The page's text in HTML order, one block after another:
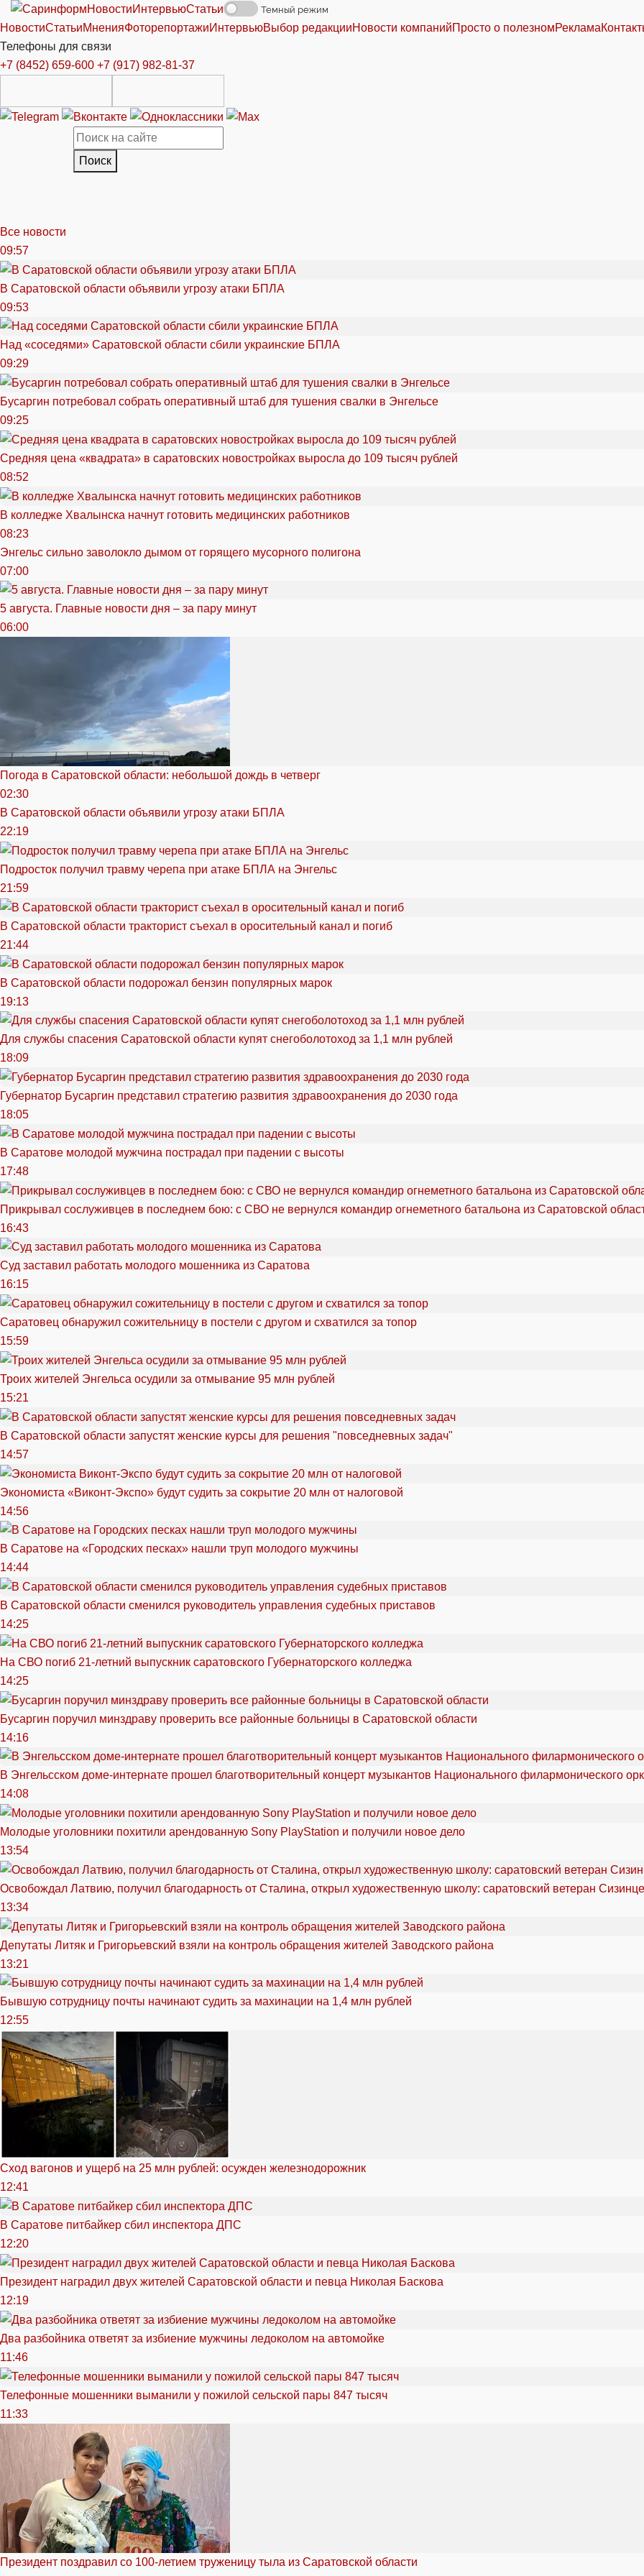
НовостиИнтервьюСтатьи Темный режим
НовостиСтатьиМненияФоторепортажиИнтервьюВыбор редакцииНовости компанийПросто о полезномРеклама
Телефоны для связи
+7 (8452) 659-600 +7 (917) 982-81-37
Поиск
Все новости
09:57
В Саратовской области объявили угрозу атаки БПЛА
09:53
Над «соседями» Саратовской области сбили украинские БПЛА
09:29
Бусаргин потребовал собрать оперативный штаб для тушения свалки в Энгельсе
09:25
Средняя цена «квадрата» в саратовских новостройках выросла до 109 тысяч рублей
08:52
В колледже Хвалынска начнут готовить медицинских работников
08:23
Энгельс сильно заволокло дымом от горящего мусорного полигона
07:00
5 августа. Главные новости дня – за пару минут
06:00
Погода в Саратовской области: небольшой дождь в четверг
02:30
В Саратовской области объявили угрозу атаки БПЛА
22:19
Подросток получил травму черепа при атаке БПЛА на Энгельс
21:59
В Саратовской области тракторист съехал в оросительный канал и погиб
21:44
В Саратовской области подорожал бензин популярных марок
19:13
Для службы спасения Саратовской области купят снегоболотоход за 1,1 млн рублей
18:09
Губернатор Бусаргин представил стратегию развития здравоохранения до 2030 года
18:05
В Саратове молодой мужчина пострадал при падении с высоты
17:48
Прикрывал сослуживцев в последнем бою: с СВО не вернулся командир огнеметного батальона из Саратовской
16:43
Суд заставил работать молодого мошенника из Саратова
16:15
Саратовец обнаружил сожительницу в постели с другом и схватился за топор
15:59
Троих жителей Энгельса осудили за отмывание 95 млн рублей
15:21
В Саратовской области запустят женские курсы для решения "повседневных задач"
14:57
Экономиста «Виконт-Экспо» будут судить за сокрытие 20 млн от налоговой
14:56
В Саратове на «Городских песках» нашли труп молодого мужчины
14:44
В Саратовской области сменился руководитель управления судебных приставов
14:25
На СВО погиб 21-летний выпускник саратовского Губернаторского колледжа
14:25
Бусаргин поручил минздраву проверить все районные больницы в Саратовской области
14:16
В Энгельсском доме-интернате прошел благотворительный концерт музыкантов Национального филармонического
14:08
Молодые уголовники похитили арендованную Sony PlayStation и получили новое дело
13:54
Освобождал Латвию, получил благодарность от Сталина, открыл художественную школу: саратовский ветеран
13:34
Депутаты Литяк и Григорьевский взяли на контроль обращения жителей Заводского района
13:21
Бывшую сотрудницу почты начинают судить за махинации на 1,4 млн рублей
12:55
Сход вагонов и ущерб на 25 млн рублей: осужден железнодорожник
12:41
В Саратове питбайкер сбил инспектора ДПС
12:20
Президент наградил двух жителей Саратовской области и певца Николая Баскова
12:19
Два разбойника ответят за избиение мужчины ледоколом на автомойке
11:46
Телефонные мошенники выманили у пожилой сельской пары 847 тысяч
11:33
Президент поздравил со 100-летием труженицу тыла из Саратовской области